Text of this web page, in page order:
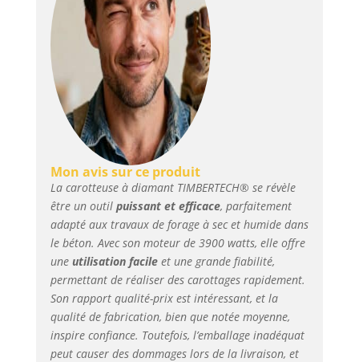
Mon avis sur ce produit
La carotteuse à diamant TIMBERTECH® se révèle
être un outil puissant et efficace, parfaitement
adapté aux travaux de forage à sec et humide dans
le béton. Avec son moteur de 3900 watts, elle offre
une utilisation facileet une grande fiabilité,
permettant de réaliser des carottages rapidement.
Son rapport qualité-prix est intéressant, et la
qualité de fabrication, bien que notée moyenne,
inspire confiance. Toutefois, l’emballage inadéquat
peut causer des dommages lors de la livraison, et